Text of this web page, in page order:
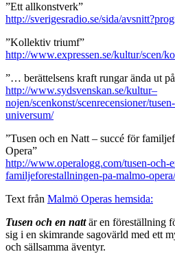
”Ett allkonstverk”
http://sverigesradio.se/sida/
”Kollektiv triumf”
http://www.expressen.se/kultur/scen/
”… berättelsens kraft rungar ända ut
http://www.sydsvenskan.se/kultur–
nojen/scenkonst/scenrecensioner/
universum/
”Tusen och en Natt – succé för
Opera”
http://www.operalogg.com/tusen-och-
familjeforestallningen-pa-malmo-opera/
Text från Malmö Operas hemsida:
Tusen och en nattär en föreställning
sig i en skimrande sagovärld med ett
och sällsamma äventyr.